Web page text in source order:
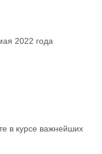
2022 года
в курсе важнейших